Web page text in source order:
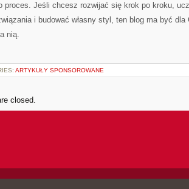
proces. Jeśli chcesz rozwijać się krok po kroku,
i budować własny styl, ten blog ma być
nią.
ARTYKUŁY SPONSOROWANE
closed.